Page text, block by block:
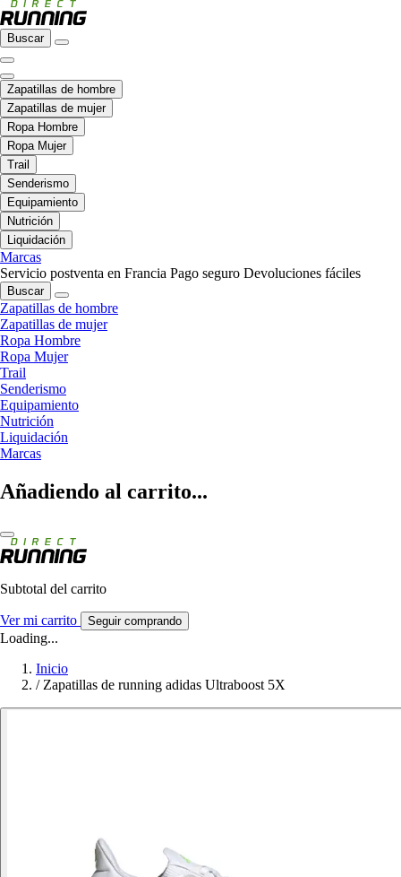
Buscar
Zapatillas de hombre
Zapatillas de mujer
Ropa Hombre
Ropa Mujer
Trail
Senderismo
Equipamiento
Nutrición
Liquidación
Marcas
Servicio postventa en Francia Pago seguro Devoluciones fáciles
Buscar
Zapatillas de hombre
Zapatillas de mujer
Ropa Hombre
Ropa Mujer
Trail
Senderismo
Equipamiento
Nutrición
Liquidación
Marcas
Añadiendo al carrito...
Subtotal del carrito
Ver mi carrito Seguir comprando
Loading...
Inicio
/ Zapatillas de running adidas Ultraboost 5X